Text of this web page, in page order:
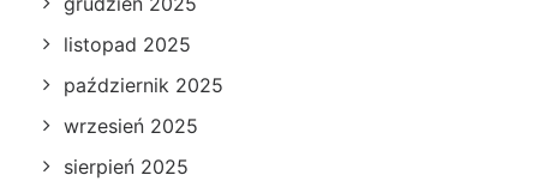
listopad 2025
październik 2025
wrzesień 2025
sierpień 2025